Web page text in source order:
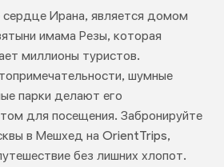
Ирана, является домом
имама Резы, которая
миллионы туристов.
шумные
парки делают его
для посещения. Забронируйте
в Мешхед на OrientTrips,
без лишних хлопот.